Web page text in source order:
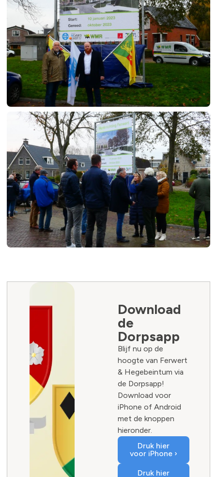
Download
de
Dorpsapp
Blijf nu op de
hoogte van Ferwert
& Hegebeintum via
de Dorpsapp!
Download voor
iPhone of Android
met de knoppen
hieronder.
Druk hier
voor iPhone ›
Druk hier